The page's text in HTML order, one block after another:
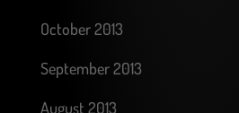
October 2013
September 2013
August 2013